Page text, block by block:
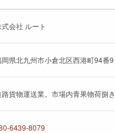
会社 ルート
岡県北九州市小倉北区西港町94番9
路貨物運送業。市場内青果物荷捌
6439-8079